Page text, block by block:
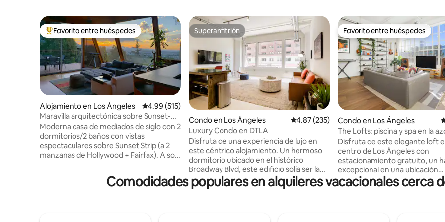
Favorito entre huéspedes preferido
Favorito entre huéspedes
Alojamiento en Los Ángeles Calificación promedio: 4.99 de 5, 515 reseñas
4.99 (515)
Maravilla arquitectónica sobre Sunset-
WeHo con vistas
Moderna casa de mediados de siglo con 2
dormitorios/2 baños con vistas
espectaculares sobre Sunset Strip (a 2
manzanas de Hollywood + Fairfax). A solo
recientes desde el techo hasta los
Superanfitrión
Superanfitrión
Condo en Los Ángeles Calificación promedio: 4.87 de 5, 235 reseñas
4.87 (235)
Luxury Condo en DTLA
Disfruta de una experiencia de lujo en
este céntrico alojamiento. Un hermoso
dormitorio ubicado en el histórico
Broadway Blvd, este edificio solía ser la
tienda de disfraces más grande del
mundo. Piscina en la azotea y jacuzzi con
Favorito entre huéspedes
Favorito entre huéspedes
Condo en Los Ángeles
The Lofts: piscina y spa en la
estacionamiento gratuito,
Disfruta de este elegante loft
centro de Los Ángeles con
estacionamiento gratuito, un
excepcional en una ubicación
inmejorable. Perfecto para
espacio único cuenta con una
Comodidades populares en alquileres vacacionales cerca